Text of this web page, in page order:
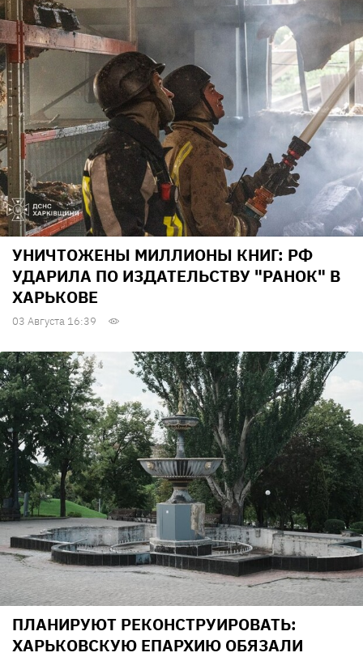
УНИЧТОЖЕНЫ МИЛЛИОНЫ КНИГ: РФ
УДАРИЛА ПО ИЗДАТЕЛЬСТВУ "РАНОК" В
ХАРЬКОВЕ
03 Августа 16:39
ПЛАНИРУЮТ РЕКОНСТРУИРОВАТЬ:
ХАРЬКОВСКУЮ ЕПАРХИЮ ОБЯЗАЛИ